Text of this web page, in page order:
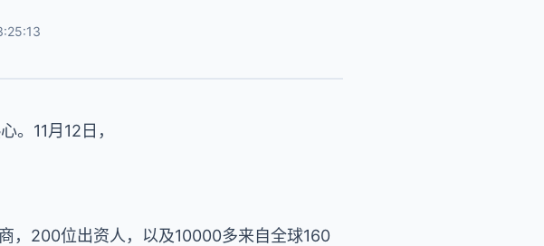
。11月12日，
，200位出资人，以及10000多来自全球160